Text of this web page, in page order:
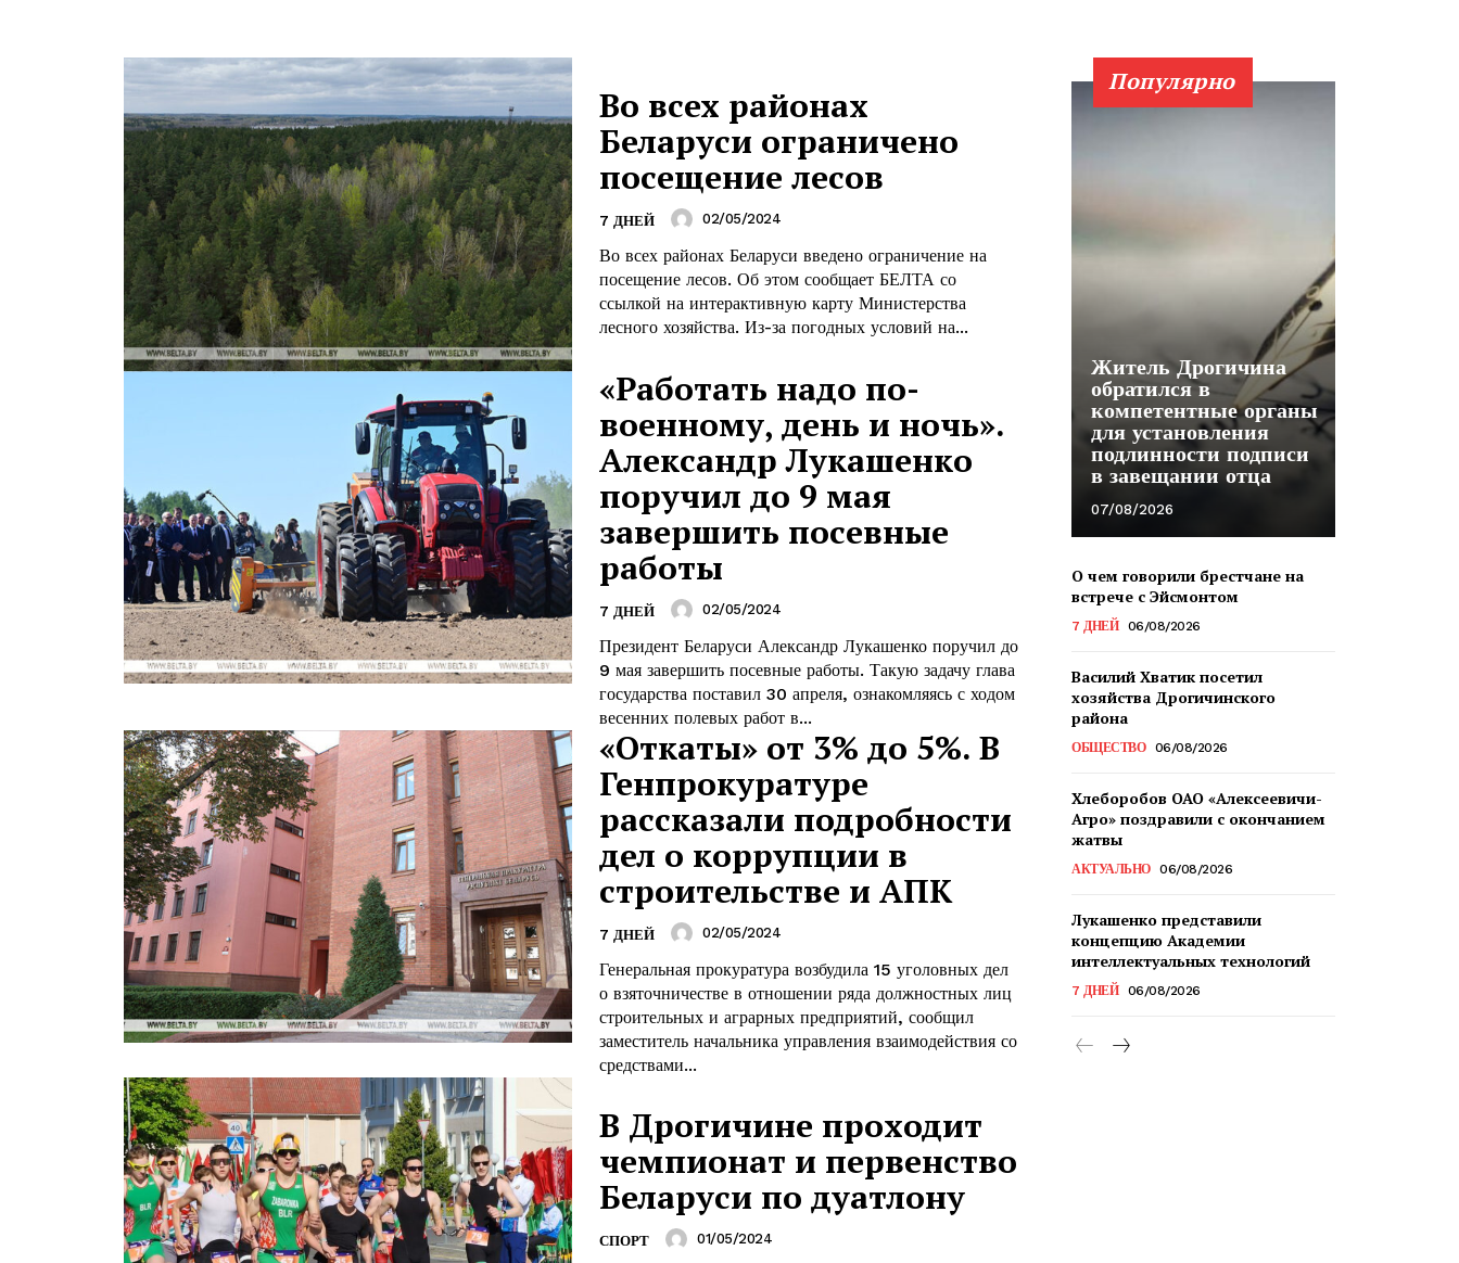
Газета
"Драгічынскі Веснік"
ПОДПИСАТЬСЯ
Редакция "ДВ"
Наша гісторыя
Контакты
Правила использования материалов
Во всех районах
Беларуси ограничено
посещение лесов
7 ДНЕЙ 02/05/2024
Во всех районах Беларуси введено ограничение на
посещение лесов. Об этом сообщает БЕЛТА со
ссылкой на интерактивную карту Министерства
лесного хозяйства. Из-за погодных условий на...
«Работать надо по-
военному, день и ночь».
Александр Лукашенко
поручил до 9 мая
завершить посевные
работы
7 ДНЕЙ 02/05/2024
Президент Беларуси Александр Лукашенко поручил до
9 мая завершить посевные работы. Такую задачу глава
государства поставил 30 апреля, ознакомляясь с ходом
весенних полевых работ в...
«Откаты» от 3% до 5%. В
Генпрокуратуре
рассказали подробности
дел о коррупции в
строительстве и АПК
7 ДНЕЙ 02/05/2024
Генеральная прокуратура возбудила 15 уголовных дел
о взяточничестве в отношении ряда должностных лиц
строительных и аграрных предприятий, сообщил
заместитель начальника управления взаимодействия со
средствами...
В Дрогичине проходит
чемпионат и первенство
Беларуси по дуатлону
СПОРТ 01/05/2024
Популярно
Житель Дрогичина
обратился в
компетентные органы
для установления
подлинности подписи
в завещании отца
07/08/2026
О чем говорили брестчане на
встрече с Эйсмонтом
7 ДНЕЙ 06/08/2026
Василий Хватик посетил
хозяйства Дрогичинского
района
ОБЩЕСТВО 06/08/2026
Хлеборобов ОАО «Алексеевичи-
Агро» поздравили с окончанием
жатвы
АКТУАЛЬНО 06/08/2026
Лукашенко представили
концепцию Академии
интеллектуальных технологий
7 ДНЕЙ 06/08/2026